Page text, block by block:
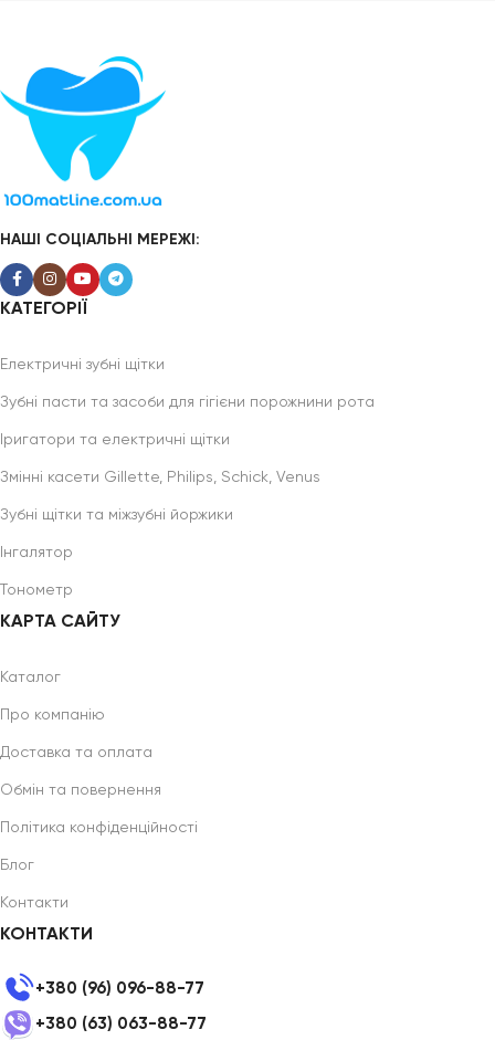
НАШІ СОЦІАЛЬНІ МЕРЕЖІ:
КАТЕГОРІЇ
Електричні зубні щітки
Зубні пасти та засоби для гігієни порожнини рота
Іригатори та електричні щітки
Змінні касети Gillette, Philips, Schick, Venus
Зубні щітки та міжзубні йоржики
Інгалятор
Тонометр
КАРТА САЙТУ
Каталог
Про компанію
Доставка та оплата
Обмін та повернення
Політика конфіденційності
Блог
Контакти
КОНТАКТИ
+380 (96) 096-88-77
+380 (63) 063-88-77